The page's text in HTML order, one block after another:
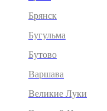
Брянск
Бугульма
Бутово
Варшава
Великие Луки